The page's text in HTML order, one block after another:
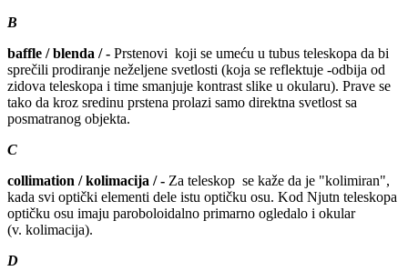
B
baffle / blenda / - Prstenovi koji se umeću u tubus teleskopa da bi
sprečili prodiranje neželjene svetlosti (koja se reflektuje -odbija od
zidova teleskopa i time smanjuje kontrast slike u okularu). Prave se
tako da kroz sredinu prstena prolazi samo direktna svetlost sa
posmatranog objekta.
C
collimation / kolimacija / - Za teleskop se kaže da je "kolimiran",
kada svi optički elementi dele istu optičku osu. Kod Njutn teleskopa
optičku osu imaju paroboloidalno primarno ogledalo i okular
(v. kolimacija).
D